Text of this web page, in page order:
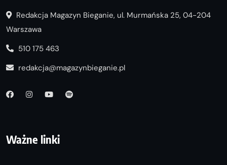
Redakcja Magazyn Bieganie, ul. Murmańska 25, 04-204
Warszawa
510 175 463
redakcja@magazynbieganie.pl
Ważne linki